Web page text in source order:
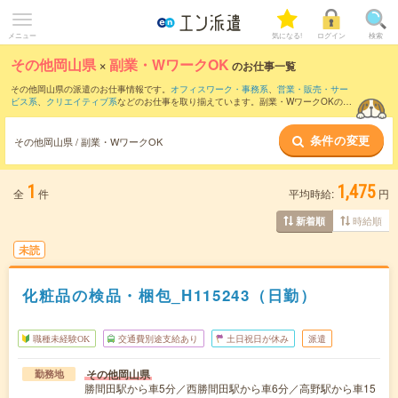
メニュー 気になる! ログイン 検索
その他岡山県 ×副業・WワークOK のお仕事一覧
その他岡山県の派遣のお仕事情報です。 オフィスワーク・事務系、 営業・販売・サー
ビス系、 クリエイティブ系などのお仕事を取り揃えています。副業・WワークOKの条
その他岡山県 / 副業・WワークOK 条件の変更
全 1 件 平均時給: 1,475 円
新着順 時給順
未読
化粧品の検品・梱包_H115243（日勤）
職種未経験OK 交通費別途支給あり 土日祝日が休み 派遣
勤務地 その他岡山県
勝間田駅から車5分／西勝間田駅から車6分／高野駅から車15